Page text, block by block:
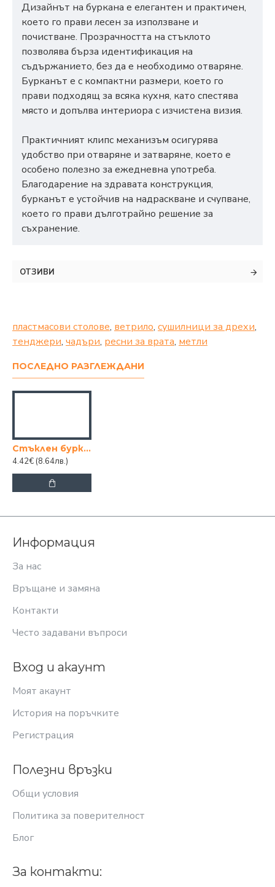
Дизайнът на буркана е елегантен и практичен,
което го прави лесен за използване и
почистване. Прозрачността на стъклото
позволява бърза идентификация на
съдържанието, без да е необходимо отваряне.
Бурканът е с компактни размери, което го
прави подходящ за всяка кухня, като спестява
място и допълва интериора с изчистена визия.
Практичният клипс механизъм осигурява
удобство при отваряне и затваряне, което е
особено полезно за ежедневна употреба.
Благодарение на здравата конструкция,
бурканът е устойчив на надраскване и счупване,
което го прави дълготрайно решение за
съхранение.
ОТЗИВИ
пластмасови столове, ветрило, сушилници за дрехи,
тенджери, чадъри, ресни за врата, метли
ПОСЛЕДНО РАЗГЛЕЖДАНИ
Стъклен буркан с клипс, 350 ml
4.42€ (8.64лв.)
Информация
За нас
Връщане и замяна
Контакти
Често задавани въпроси
Вход и акаунт
Моят акаунт
История на поръчките
Регистрация
Полезни връзки
Общи условия
Политика за поверителност
Блог
За контакти: